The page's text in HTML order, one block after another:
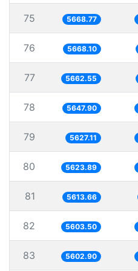
75 5668.77
76 5668.10
77 5662.55
78 5647.90
79 5627.11
80 5623.89
81 5613.66
82 5603.50
83 5602.90